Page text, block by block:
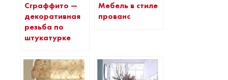
Сграффито —
декоративная
резьба по
штукатурке
Мебель в стиле
прованс